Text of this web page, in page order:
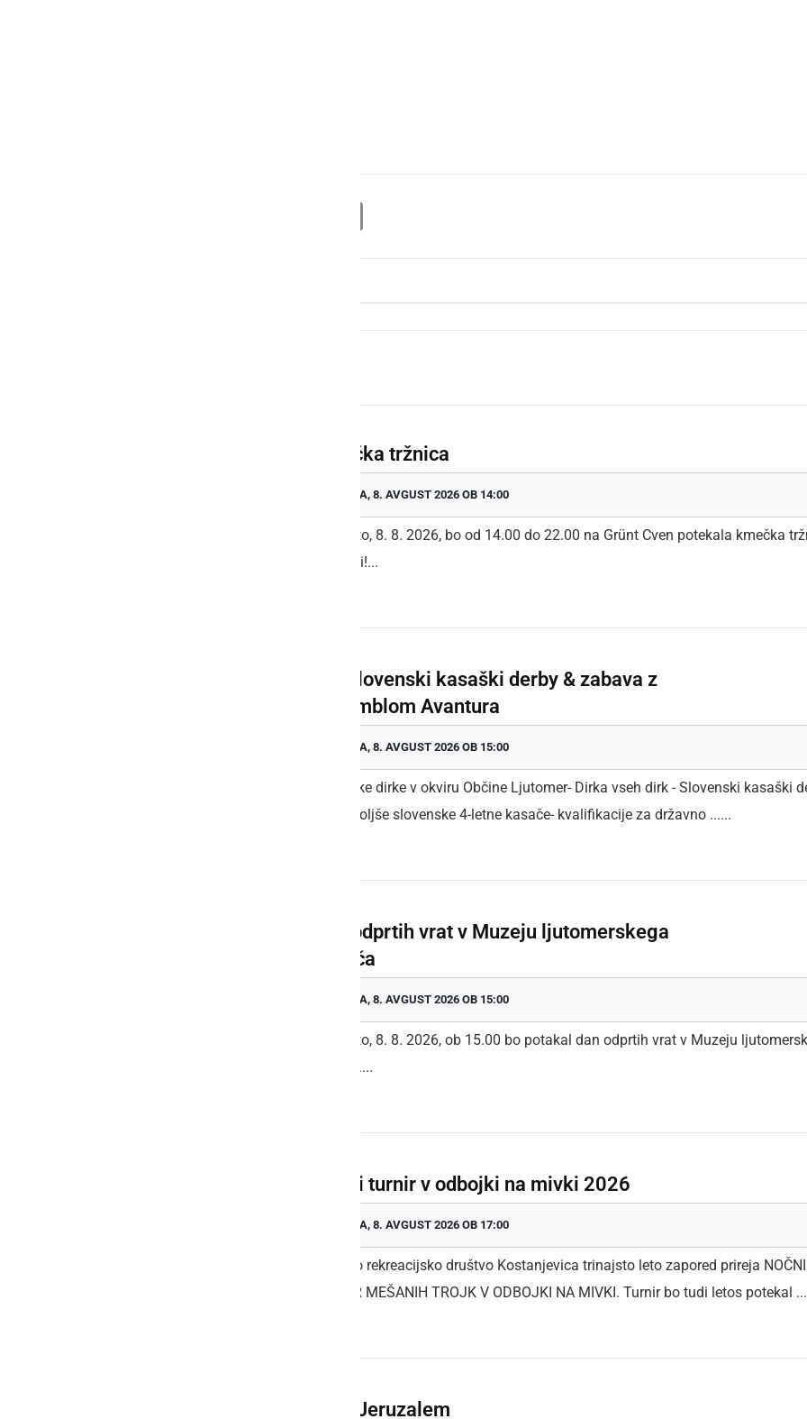
PrintFriendly
Kmečka tržnica
SOBOTA, 8. AVGUST 2026 OB 14:00
V soboto, 8. 8. 2026, bo od 14.00 do 22.00 na Grünt Cven potekala kmečka
Vabljeni!...
36. Slovenski kasaški derby & zabava z
ansamblom Avantura
SOBOTA, 8. AVGUST 2026 OB 15:00
- kasaške dirke v okviru Občine Ljutomer- Dirka vseh dirk - Slovenski kasaški
za najboljše slovenske 4-letne kasače- kvalifikacije za državno ......
Dan odprtih vrat v Muzeju ljutomerskega
kasača
SOBOTA, 8. AVGUST 2026 OB 15:00
V soboto, 8. 8. 2026, ob 15.00 bo potakal dan odprtih vrat v Muzeju
kasača....
Nočni turnir v odbojki na mivki 2026
SOBOTA, 8. AVGUST 2026 OB 17:00
Športno rekreacijsko društvo Kostanjevica trinajsto leto zapored prireja NOČNI
TURNIR MEŠANIH TROJK V ODBOJKI NA MIVKI. Turnir bo tudi letos potekal
Kino Jeruzalem